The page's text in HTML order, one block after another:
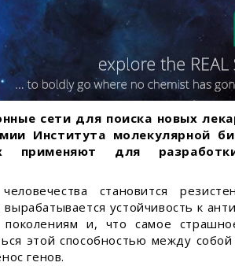
сети для поиска новых
Института молекулярной
применяют для
становится
устойчивость к
и, что самое
этой способностью между собой
генов.